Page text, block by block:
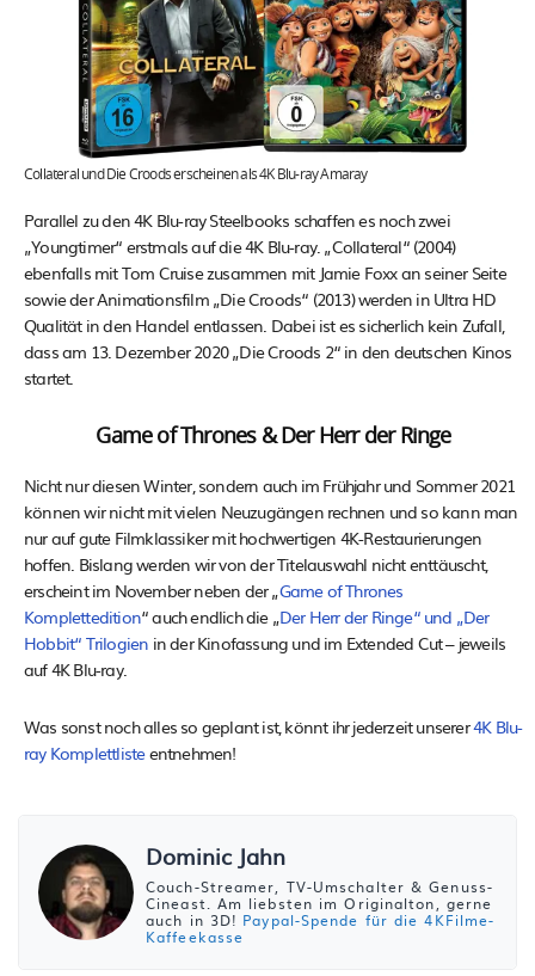
Collateral und Die Croods erscheinen als 4K Blu-ray Amaray
Parallel zu den 4K Blu-ray Steelbooks schaffen es noch zwei
„Youngtimer“ erstmals auf die 4K Blu-ray. „Collateral“ (2004)
ebenfalls mit Tom Cruise zusammen mit Jamie Foxx an seiner Seite
sowie der Animationsfilm „Die Croods“ (2013) werden in Ultra HD
Qualität in den Handel entlassen. Dabei ist es sicherlich kein Zufall,
dass am 13. Dezember 2020 „Die Croods 2“ in den deutschen Kinos
startet.
Game of Thrones & Der Herr der Ringe
Nicht nur diesen Winter, sondern auch im Frühjahr und Sommer 2021
können wir nicht mit vielen Neuzugängen rechnen und so kann man
nur auf gute Filmklassiker mit hochwertigen 4K-Restaurierungen
hoffen. Bislang werden wir von der Titelauswahl nicht enttäuscht,
erscheint im November neben der „Game of Thrones
Komplettedition“ auch endlich die „Der Herr der Ringe“ und „Der
Hobbit“ Trilogien in der Kinofassung und im Extended Cut – jeweils
auf 4K Blu-ray.
Was sonst noch alles so geplant ist, könnt ihr jederzeit unserer4K Blu-
ray Komplettlisteentnehmen!
Dominic Jahn
Couch-Streamer, TV-Umschalter & Genuss-
Cineast. Am liebsten im Originalton, gerne
auch in 3D! Paypal-Spende für die 4KFilme-
Kaffeekasse